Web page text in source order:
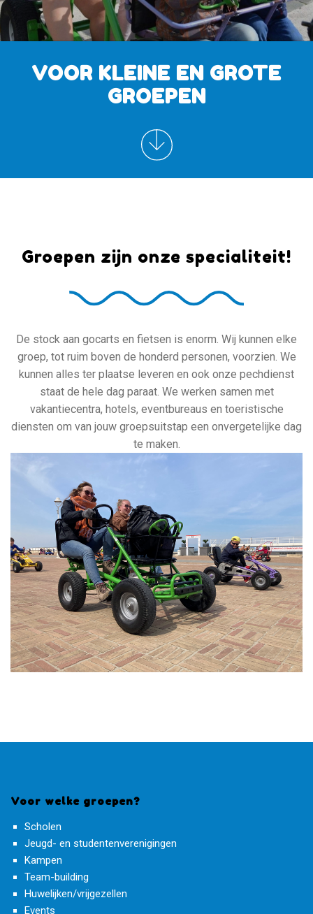
VOOR KLEINE EN GROTE
GROEPEN
Groepen zijn onze specialiteit!
De stock aan gocarts en fietsen is enorm. Wij kunnen elke
groep, tot ruim boven de honderd personen, voorzien. We
kunnen alles ter plaatse leveren en ook onze pechdienst
staat de hele dag paraat. We werken samen met
vakantiecentra, hotels, eventbureaus en toeristische
diensten om van jouw groepsuitstap een onvergetelijke dag
te maken.
Voor welke groepen?
Scholen
Jeugd- en studentenverenigingen
Kampen
Team-building
Huwelijken/vrijgezellen
Events